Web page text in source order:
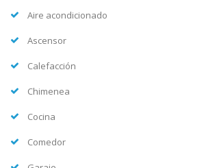
Aire acondicionado
Ascensor
Calefacción
Chimenea
Cocina
Comedor